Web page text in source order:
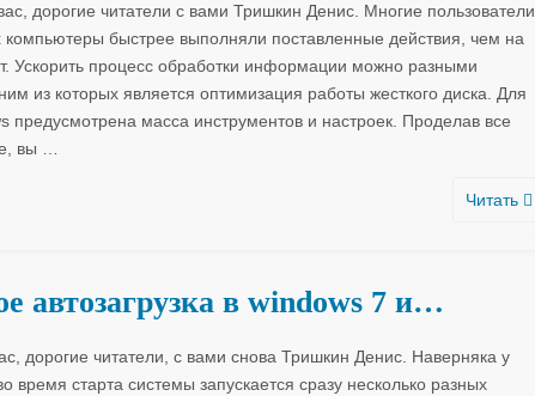
дорогие читатели с вами Тришкин Денис. Многие пользователи
компьютеры быстрее выполняли поставленные действия, чем на
Ускорить процесс обработки информации можно разными
из которых является оптимизация работы жесткого диска. Для
предусмотрена масса инструментов и настроек. Проделав все
вы
Читать
автозагрузка в windows 7 и…
дорогие читатели, с вами снова Тришкин Денис. Наверняка у
время старта системы запускается сразу несколько разных